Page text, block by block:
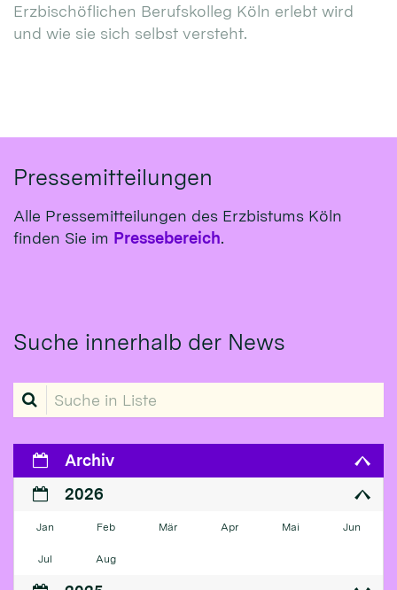
Erzbischöflichen Berufskolleg Köln erlebt wird
und wie sie sich selbst versteht.
Pressemitteilungen
Alle Pressemitteilungen des Erzbistums Köln
finden Sie im Pressebereich.
Suche innerhalb der News
Suche in Liste
Archiv
2026
Jan Feb Mär Apr Mai Jun
Jul Aug